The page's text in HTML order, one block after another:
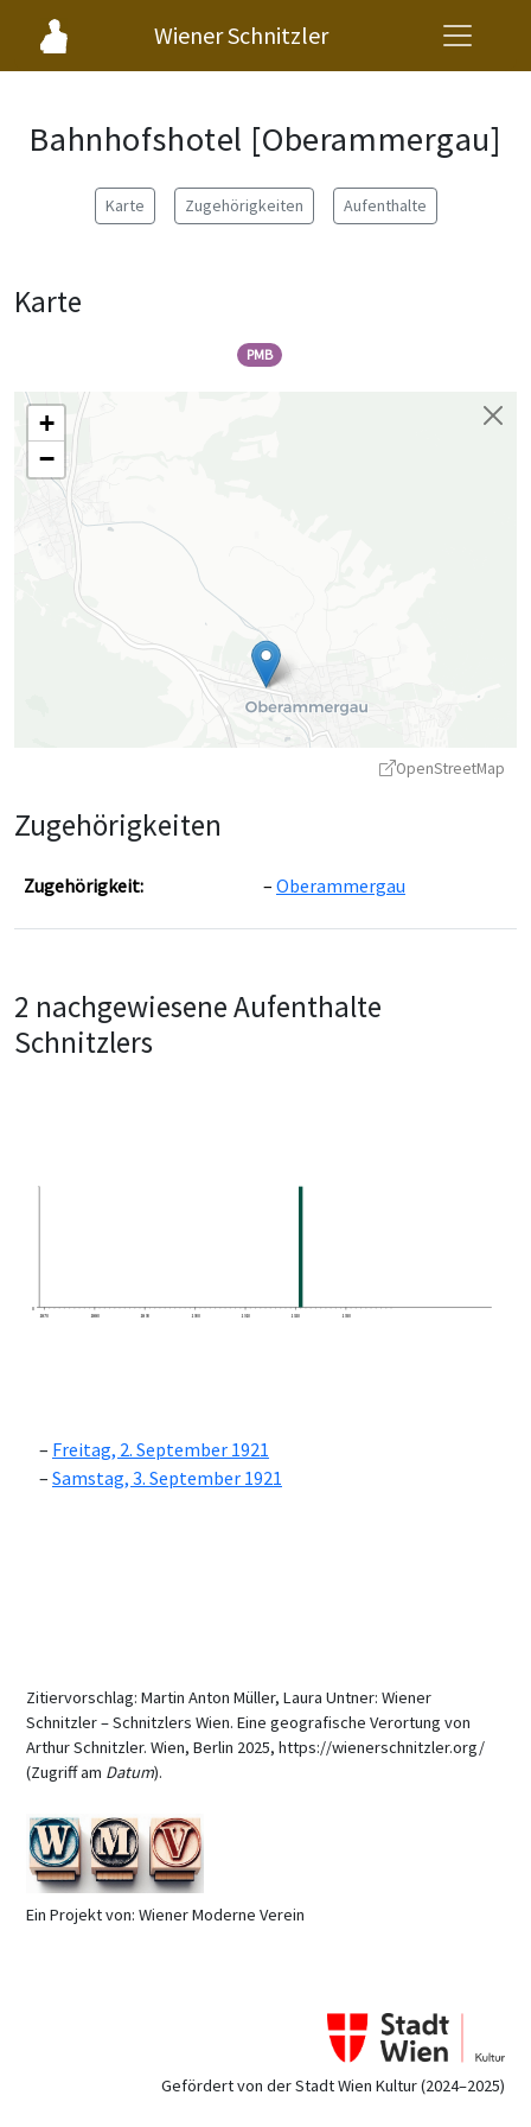
Wiener Schnitzler
Bahnhofshotel [Oberammergau]
Karte Zugehörigkeiten Aufenthalte
Karte
PMB
+
−
OpenStreetMap
Zugehörigkeiten
Zugehörigkeit: Oberammergau
2 nachgewiesene Aufenthalte
Schnitzlers
0
1870
1880 1890 1900 1910 1920 1930
Freitag, 2. September 1921
Samstag, 3. September 1921
Zitiervorschlag: Martin Anton Müller, Laura Untner: Wiener
Schnitzler – Schnitzlers Wien. Eine geografische Verortung von
Arthur Schnitzler. Wien, Berlin 2025, https://wienerschnitzler.org/
(Zugriff am Datum).
Ein Projekt von: Wiener Moderne Verein
Gefördert von der Stadt Wien Kultur (2024–2025)